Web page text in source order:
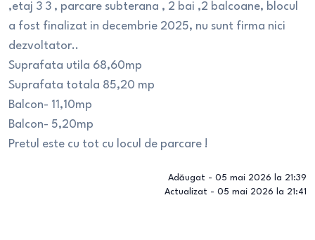
,etaj 3 3 , parcare subterana , 2 bai ,2 balcoane, blocul
a fost finalizat in decembrie 2025, nu sunt firma nici
dezvoltator..
Suprafata utila 68,60mp
Suprafata totala 85,20 mp
Balcon- 11,10mp
Balcon- 5,20mp
Pretul este cu tot cu locul de parcare !
Adăugat - 05 mai 2026 la 21:39
Actualizat - 05 mai 2026 la 21:41